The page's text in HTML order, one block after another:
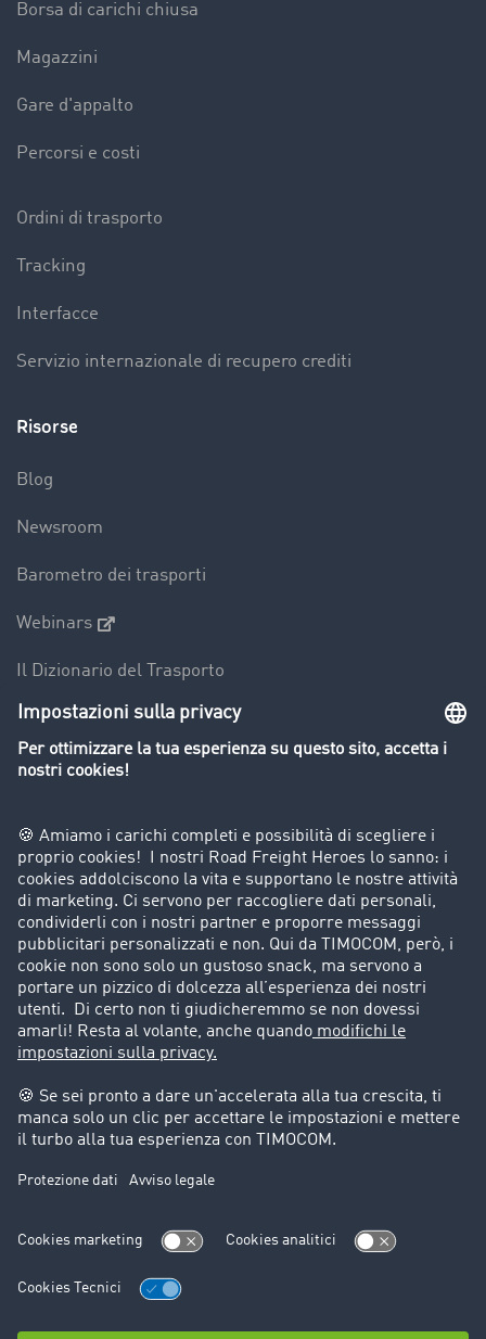
Borsa di carichi chiusa
Magazzini
Gare d'appalto
Percorsi e costi
Ordini di trasporto
Tracking
Interfacce
Servizio internazionale di recupero crediti
Risorse
Blog
Newsroom
Barometro dei trasporti
Webinars
Il Dizionario del Trasporto
Panoramica della borsa di carichi
Divieti di circolazione per mezzi pesanti
Azienda
Porta un nuovo cliente
Storie di successo
Informazioni legali
Note legali
Trattamento dei dati
Cookie-Einstellungen
Assistenza